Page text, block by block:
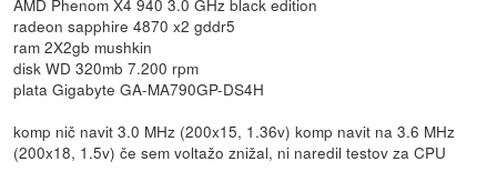
AMD Phenom X4 940 3.0 GHz black edition
radeon sapphire 4870 x2 gddr5
ram 2X2gb mushkin
disk WD 320mb 7.200 rpm
plata Gigabyte GA-MA790GP-DS4H
komp nič navit 3.0 MHz (200x15, 1.36v) komp navit na 3.6 MHz
(200x18, 1.5v) če sem voltažo znižal, ni naredil testov za CPU